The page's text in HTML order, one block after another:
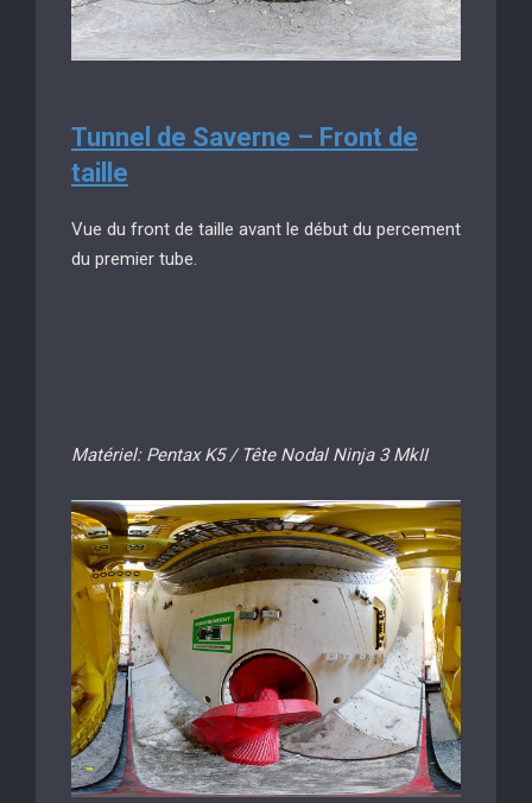
Tunnel de Saverne – Front de
taille
Vue du front de taille avant le début du percement
du premier tube.
Matériel: Pentax K5 / Tête Nodal Ninja 3 MkII